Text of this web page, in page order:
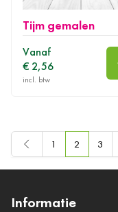
Tijm gemalen
Vanaf
€ 2,56
Pagina
1
U lees
2 3
Informatie